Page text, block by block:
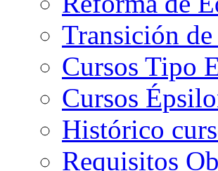
Transición
Cursos Tipo
Cursos
Histórico
Requisitos